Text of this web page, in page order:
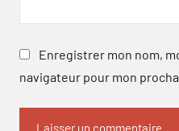
Enregistrer mon nom,
navigateur pour mon